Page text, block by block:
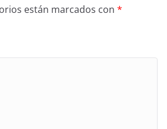
están marcados con *